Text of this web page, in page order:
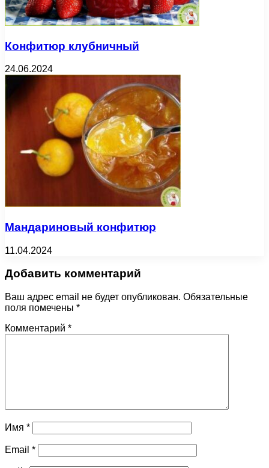
Конфитюр клубничный
24.06.2024
Мандариновый конфитюр
11.04.2024
Добавить комментарий
Ваш адрес email не будет опубликован. Обязательные
поля помечены *
Комментарий *
Имя *
Email *